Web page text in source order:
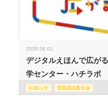
2020.06.01
デジタルえほんで広が
学センター・ハチラボ
お知らせ 巡回展&展示会